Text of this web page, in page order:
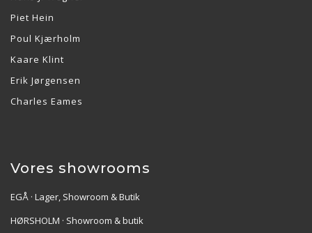
Piet Hein
Poul Kjærholm
Kaare Klint
Erik Jørgensen
Charles Eames
Vores showrooms
EGÅ · Lager, Showroom & Butik
HØRSHOLM · Showroom & butik